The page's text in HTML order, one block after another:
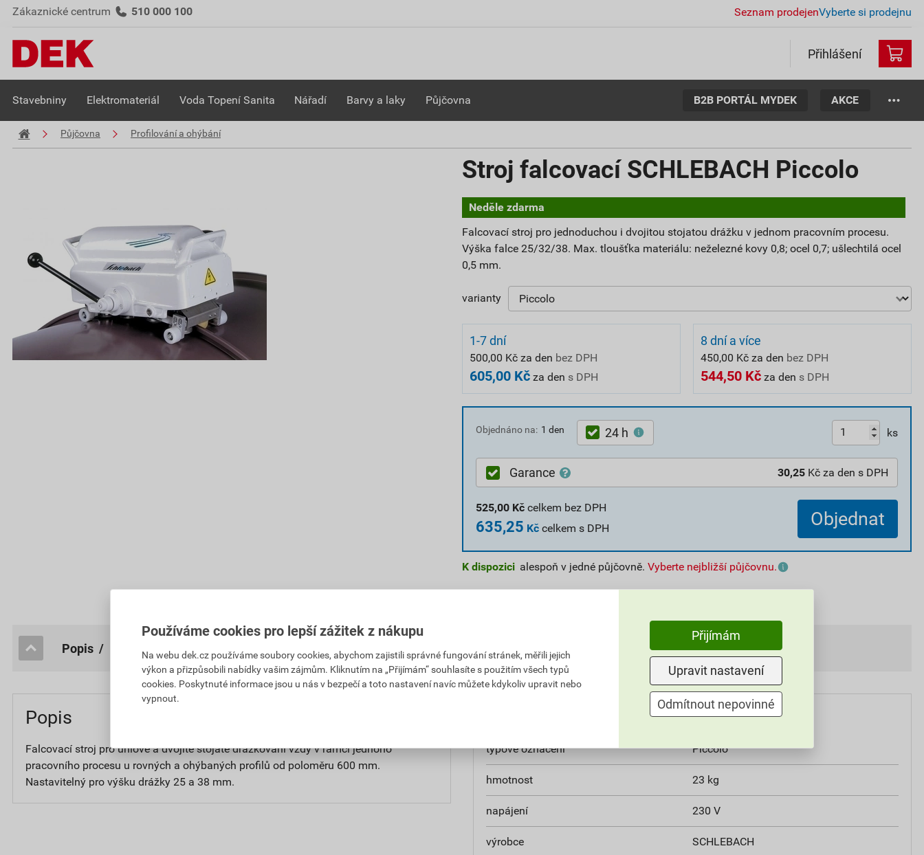
Zákaznické centrum 510 000 100 Seznam prodejenVyberte si prodejnu
Přihlášení
Stavebniny Elektromateriál Voda Topení Sanita Nářadí Barvy a laky Půjčovna B2B PORTÁL MYDEK AKCE
Půjčovna Profilování a ohýbání
Stroj falcovací SCHLEBACH Piccolo
Neděle zdarma
Falcovací stroj pro jednoduchou i dvojitou stojatou drážku v jednom pracovním procesu.
Výška falce 25/32/38. Max. tloušťka materiálu: neželezné kovy 0,8; ocel 0,7; ušlechtilá ocel
0,5 mm.
varianty
1-7 dní
500,00 Kč za den bez DPH
605,00 Kč za den s DPH
8 dní a více
450,00 Kč za den bez DPH
544,50 Kč za den s DPH
Objednáno na: 1 den 24 h ks
Garance 30,25Kč za den s DPH
525,00 Kč celkem bez DPH
635,25 Kč celkem s DPH Objednat
K dispozici alespoň v jedné půjčovně.Vyberte nejbližší půjčovnu.
popis / Parametry
Popis
Falcovací stroj pro úhlové a dvojité stojaté drážkování vždy v rámci jednoho
pracovního procesu u rovných a ohýbaných profilů od poloměru 600 mm.
Nastavitelný pro výšku drážky 25 a 38 mm.
typové označení Piccolo
hmotnost 23 kg
napájení 230 V
výrobce SCHLEBACH
Používáme cookies pro lepší zážitek z nákupu
Na webu dek.cz používáme soubory cookies, abychom zajistili správné fungování stránek, měřili jejich
výkon a přizpůsobili nabídky vašim zájmům. Kliknutím na „Přijímám“ souhlasíte s použitím všech typů
cookies. Poskytnuté informace jsou u nás v bezpečí a toto nastavení navíc můžete kdykoliv upravit nebo
vypnout.
Přijímám
Upravit nastavení
Odmítnout nepovinné